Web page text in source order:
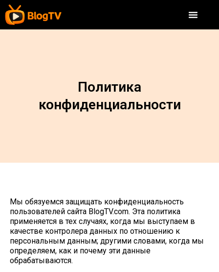
Политика
конфиденциальности
Мы обязуемся защищать конфиденциальность
пользователей сайта BlogTV.com. Эта политика
применяется в тех случаях, когда мы выступаем в
качестве контролера данных по отношению к
персональным данным; другими словами, когда мы
определяем, как и почему эти данные
обрабатываются.